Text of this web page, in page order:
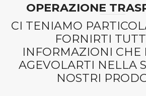
OPERAZIONE
CI TENIAMO
FORNIRTI
INFORMAZIONI CHE
AGEVOLARTI NELLA
NOSTRI